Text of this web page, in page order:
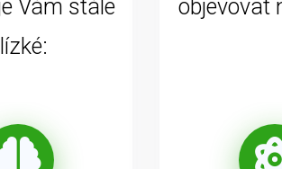
Vám stále
objevovat